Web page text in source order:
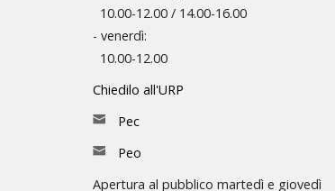
10.00-12.00 / 14.00-16.00
- venerdì:
10.00-12.00
Chiedilo all'URP
Pec
Peo
Apertura al pubblico martedì e giovedì